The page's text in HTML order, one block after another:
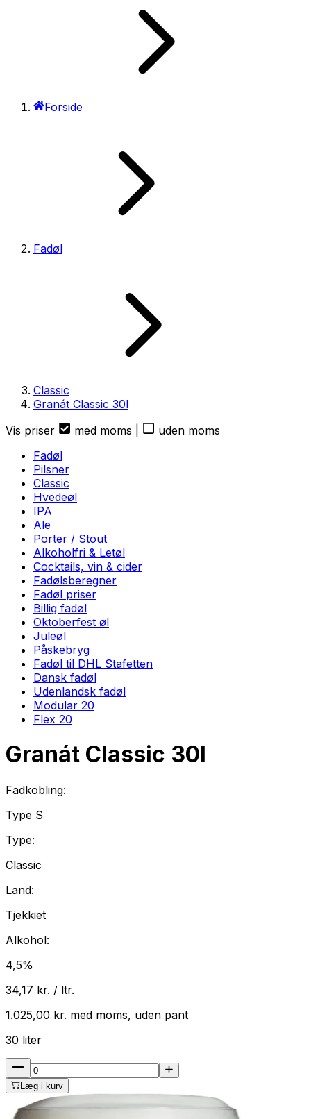
Forside
Fadøl
Classic
Granát Classic 30l
Vis priser
med moms
uden moms
Fadøl
Pilsner
Classic
Hvedeøl
IPA
Ale
Porter / Stout
Alkoholfri & Letøl
Cocktails, vin & cider
Fadølsberegner
Fadøl priser
Billig fadøl
Oktoberfest øl
Juleøl
Påskebryg
Fadøl til DHL Stafetten
Dansk fadøl
Udenlandsk fadøl
Modular 20
Flex 20
Granát Classic 30l
Fadkobling:
Type S
Type:
Classic
Land:
Tjekkiet
Alkohol:
4,5%
34,17 kr. / ltr.
1.025,00 kr. med moms, uden pant
30 liter
Læg i kurv